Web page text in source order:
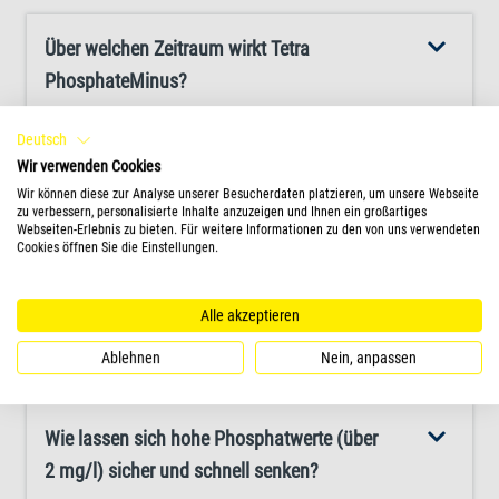
Pflanzenwachstum führen und die Wasserqualität
negativ beeinflussen. Daher ist die Aufrechterhaltung
Ökosystem im Aquarium unerlässlich. Tetra
PhosphateMinus entfernt überschüssiges Phosphat
schonend und senkt den Wert bei sachgemäßer
Anwendung um bis zu 2 mg/l. Ein wichtiges Merkmal
keine Ablagerungen auf dem Bodengrund hinterlässt,
wodurch das Aquarium sauber bleibt. Der Wirkstoff, eine
organische Eisenverbindung, zersetzt sich langsam und
nützliche Mikroorganismen ihn biologisch abbauen
können. Bei diesem Prozess können verbleibende
Über welchen Zeitraum wirkt Tetra
PhosphateMinus?
Wie gelangt Phosphat ins Aquarienwasser?
Ist Phosphat gefährlich?
Was sind die Folgen zu hoher Phosphatwerte im
Aquarium?
Wie lassen sich hohe Phosphatwerte (über
2 mg/l) sicher und schnell senken?
Deutsch
Wir verwenden Cookies
Wir können diese zur Analyse unserer Besucherdaten platzieren, um unsere Webseite
zu verbessern, personalisierte Inhalte anzuzeigen und Ihnen ein großartiges
Webseiten-Erlebnis zu bieten. Für weitere Informationen zu den von uns verwendeten
Cookies öffnen Sie die Einstellungen.
Alle akzeptieren
Ablehnen Nein, anpassen